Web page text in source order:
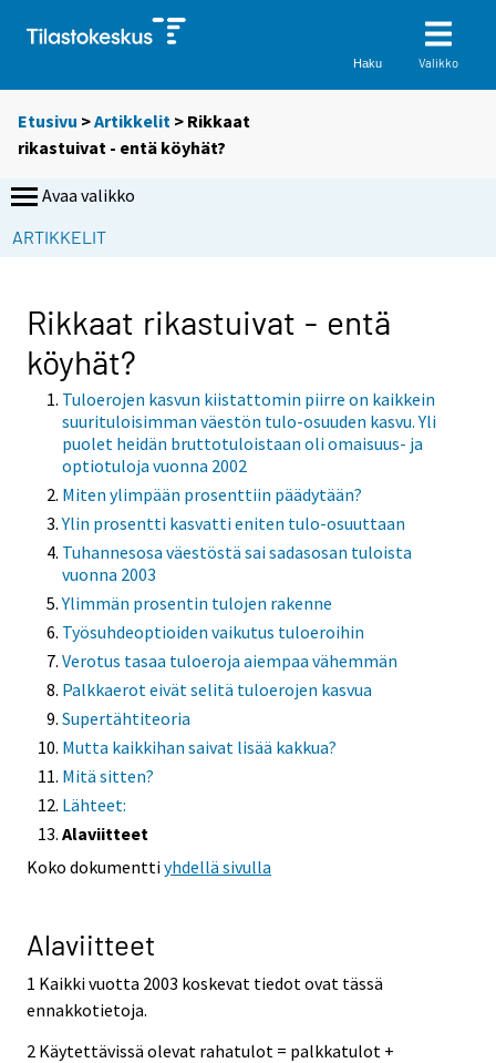
Haku Valikko
Etusivu >Artikkelit > Rikkaat
rikastuivat - entä köyhät?
Avaa valikko
ARTIKKELIT
Rikkaat rikastuivat - entä
köyhät?
Tuloerojen kasvun kiistattomin piirre on kaikkein
suurituloisimman väestön tulo-osuuden kasvu. Yli
puolet heidän bruttotuloistaan oli omaisuus- ja
optiotuloja vuonna 2002
Miten ylimpään prosenttiin päädytään?
Ylin prosentti kasvatti eniten tulo-osuuttaan
Tuhannesosa väestöstä sai sadasosan tuloista
vuonna 2003
Ylimmän prosentin tulojen rakenne
Työsuhdeoptioiden vaikutus tuloeroihin
Verotus tasaa tuloeroja aiempaa vähemmän
Palkkaerot eivät selitä tuloerojen kasvua
Supertähtiteoria
Mutta kaikkihan saivat lisää kakkua?
Mitä sitten?
Lähteet:
Alaviitteet
Koko dokumenttiyhdellä sivulla
Alaviitteet
1 Kaikki vuotta 2003 koskevat tiedot ovat tässä
ennakkotietoja.
2 Käytettävissä olevat rahatulot = palkkatulot +